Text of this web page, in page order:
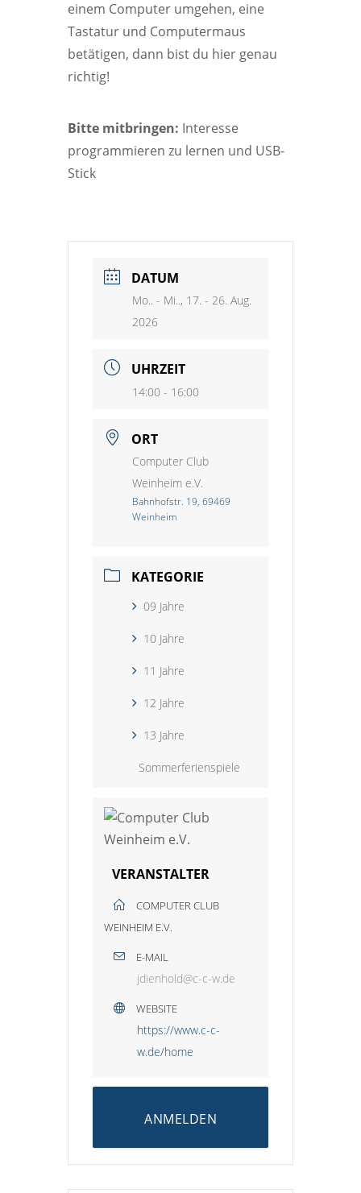
einem Computer umgehen, eine
Tastatur und Computermaus
betätigen, dann bist du hier genau
richtig!
Bitte mitbringen: Interesse
programmieren zu lernen und USB-
Stick
DATUM
Mo.. - Mi.., 17. - 26. Aug.
2026
UHRZEIT
14:00 - 16:00
ORT
Computer Club
Weinheim e.V.
Bahnhofstr. 19, 69469
Weinheim
KATEGORIE
09 Jahre
10 Jahre
11 Jahre
12 Jahre
13 Jahre
Sommerferienspiele
VERANSTALTER
COMPUTER CLUB
WEINHEIM E.V.
E-MAIL
jdienhold@c-c-w.de
WEBSITE
https://www.c-c-
w.de/home
ANMELDEN